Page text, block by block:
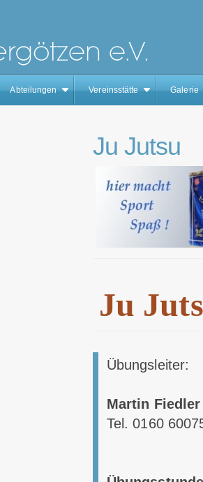
Abteilungen Vereinsstätte Galerie
Ju Jutsu
Ju
Übungsleiter:
Martin Fiedler
Tel. 0160